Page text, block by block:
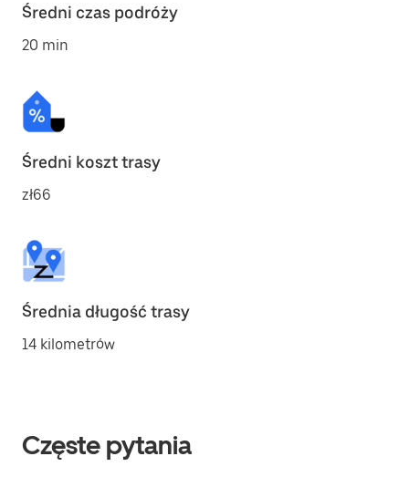
Średni czas podróży
20 min
Średni koszt trasy
zł66
Średnia długość trasy
14 kilometrów
Częste pytania